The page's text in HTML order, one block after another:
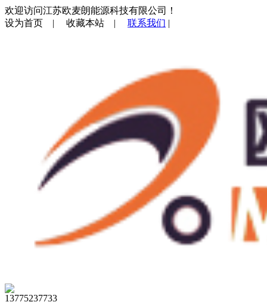
欢迎访问江苏欧麦朗能源科技有限公司！
设为首页 | 收藏本站 | 联系我们 |
13775237733